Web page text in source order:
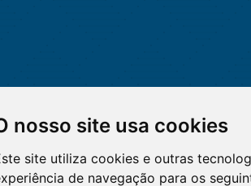
nosso site usa cookies
site utiliza cookies e outras
de navegação para os